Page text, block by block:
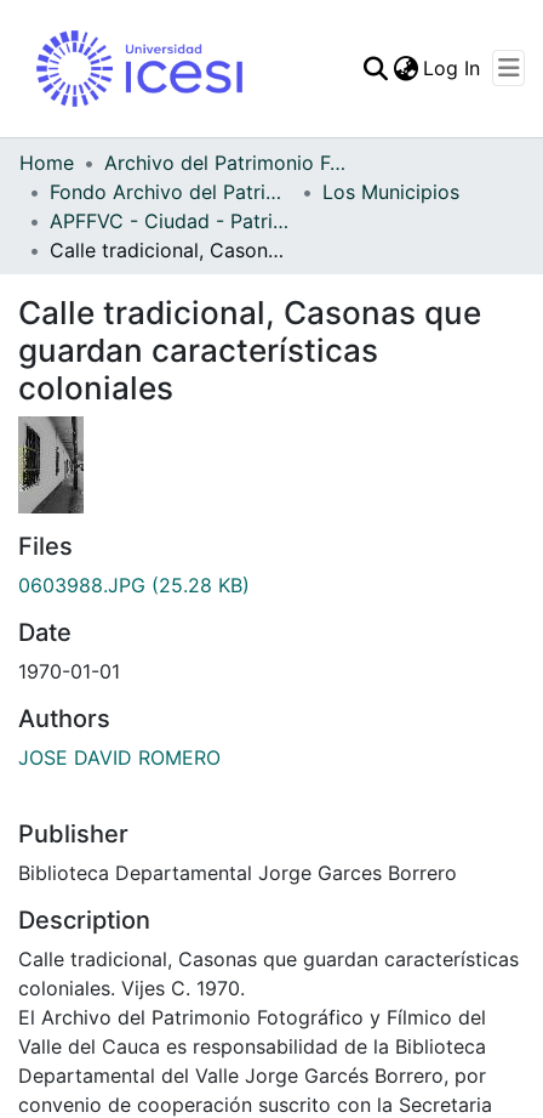
Statistics
Log In
Home
Archivo del Patrimonio Fotográfico y Fílmico del Valle del Cauca
Fondo Archivo del Patrimonio Fotográfico y Fílmico del Valle del Cauca
Los Municipios
APFFVC - Ciudad - Patrimonial
Calle tradicional, Casonas que guardan características coloniales
Calle tradicional, Casonas que
guardan características
coloniales
Files
0603988.JPG (25.28 KB)
Date
1970-01-01
Authors
JOSE DAVID ROMERO
Publisher
Biblioteca Departamental Jorge Garces Borrero
Description
Calle tradicional, Casonas que guardan características
coloniales. Vijes C. 1970.
El Archivo del Patrimonio Fotográfico y Fílmico del
Valle del Cauca es responsabilidad de la Biblioteca
Departamental del Valle Jorge Garcés Borrero, por
convenio de cooperación suscrito con la Secretaria